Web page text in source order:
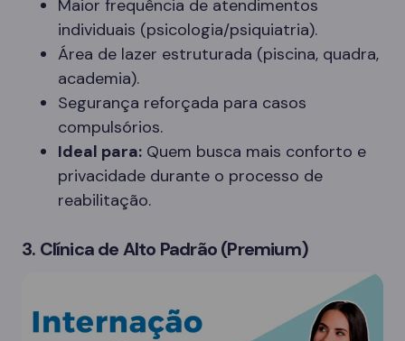
Maior frequência de atendimentos
individuais (psicologia/psiquiatria).
Área de lazer estruturada (piscina, quadra,
academia).
Segurança reforçada para casos
compulsórios.
Ideal para: Quem busca mais conforto e
privacidade durante o processo de
reabilitação.
3. Clínica de Alto Padrão (Premium)